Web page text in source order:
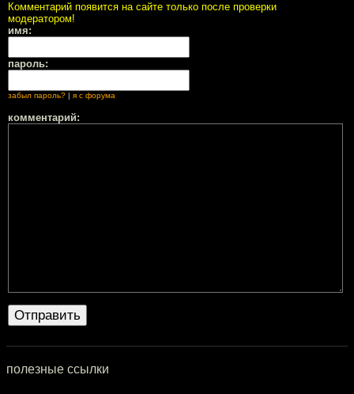
Комментарий появится на сайте только после проверки
модератором!
имя:
пароль:
забыл пароль? я с форума
комментарий:
полезные ссылки